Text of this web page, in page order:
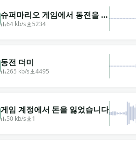
슈퍼마리오 게임에서 동전을 두
드리는 소리
64 kb/s 5234
동전 더미
265 kb/s 4495
게임 계정에서 돈을 잃었습니다
50 kb/s 1